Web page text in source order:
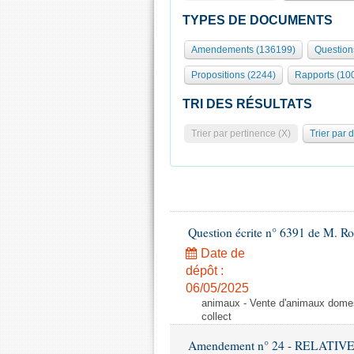
TYPES DE DOCUMENTS
Amendements (136199)
Propositions (2244) Rapports
TRI DES RÉSULTATS
Trier par pertinence (X) Trier par
Question écrite n° 6391 de M.
Date de
dépôt :
06/05/2025
animaux - Vente d'animaux
collect
Amendement n° 24 -